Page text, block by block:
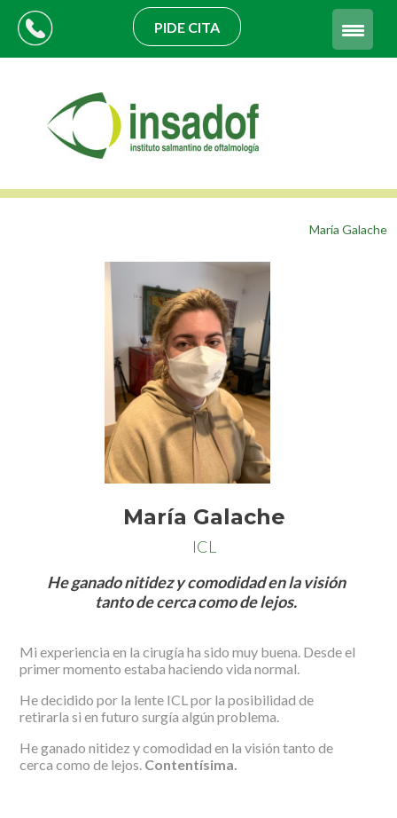
PIDE CITA
María Galache
María Galache
ICL
He ganado nitidez y comodidad en la visión
tanto de cerca como de lejos.
Mi experiencia en la cirugía ha sido muy buena. Desde el
primer momento estaba haciendo vida normal.
He decidido por la lente ICL por la posibilidad de
retirarla si en futuro surgía algún problema.
He ganado nitidez y comodidad en la visión tanto de
cerca como de lejos. Contentísima.